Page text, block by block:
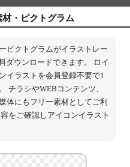
・ピクトグラム
ピクトグラムがイラストレー
ダウンロードできます。 ロイ
イラストを会員登録不要で1
チラシやWEBコンテンツ、
体にもフリー素材としてご利
をご確認しアイコンイラスト